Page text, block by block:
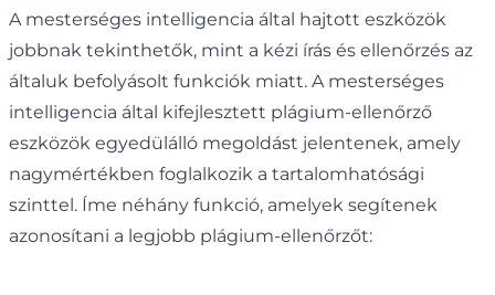
A mesterséges intelligencia által hajtott eszközök
jobbnak tekinthetők, mint a kézi írás és ellenőrzés az
általuk befolyásolt funkciók miatt. A mesterséges
intelligencia által kifejlesztett plágium-ellenőrző
eszközök egyedülálló megoldást jelentenek, amely
nagymértékben foglalkozik a tartalomhatósági
szinttel. Íme néhány funkció, amelyek segítenek
azonosítani a legjobb plágium-ellenőrzőt: